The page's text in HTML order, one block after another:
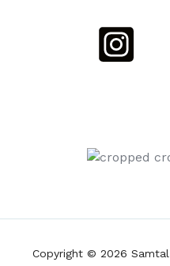
Copyright © 2026